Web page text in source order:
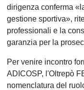
dirigenza conferma
gestione sportiva»,
professionali e la
garanzia per la
Per venire incontro
ADICOSP, l'Oltrepò
nomenclatura del